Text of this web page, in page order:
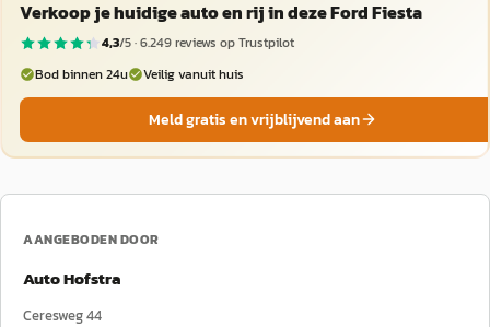
Verkoop je huidige auto en rij in deze Ford Fiesta
4,3/5 ·6.249reviews op Trustpilot
Bod binnen 24u
Veilig vanuit huis
Meld gratis en vrijblijvend aan
AANGEBODEN DOOR
Auto Hofstra
Ceresweg 44